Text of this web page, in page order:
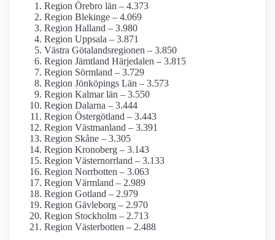
Region Örebro län – 4.373
Region Blekinge – 4.069
Region Halland – 3.980
Region Uppsala – 3.871
Västra Götalandsregionen – 3.850
Region Jämtland Härjedalen – 3.815
Region Sörmland – 3.729
Region Jönköpings Län – 3.573
Region Kalmar län – 3.550
Region Dalarna – 3.444
Region Östergötland – 3.443
Region Västmanland – 3.391
Region Skåne – 3.305
Region Kronoberg – 3.143
Region Västernorrland – 3.133
Region Norrbotten – 3.063
Region Värmland – 2.989
Region Gotland – 2.979
Region Gävleborg – 2.970
Region Stockholm – 2.713
Region Västerbotten – 2.488